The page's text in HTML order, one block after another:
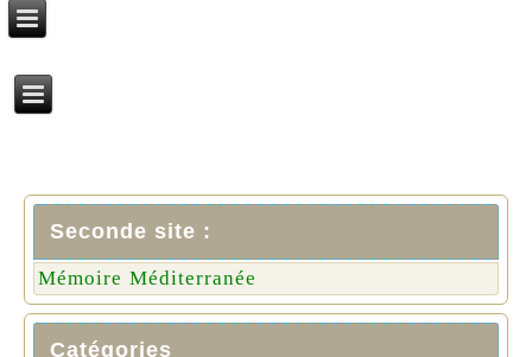
Seconde site :
Mémoire Méditerranée
Catégories